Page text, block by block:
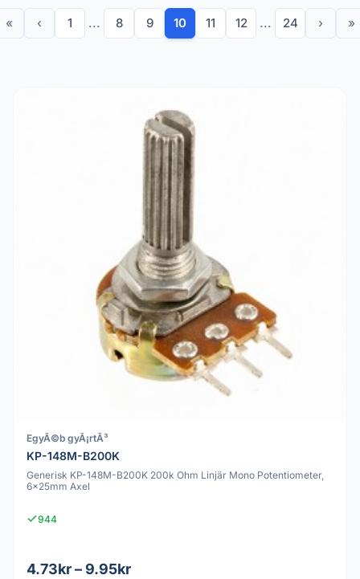
« ‹ 1 ... 8 9 10 11 12 ... 24 › »
EgyÃ©b gyÃ¡rtÃ³
KP-148M-B200K
Generisk KP-148M-B200K 200k Ohm Linjär Mono Potentiometer,
6x25mm Axel
944
4.73kr – 9.95kr